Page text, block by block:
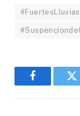
#FuertesLluvias
Facebook